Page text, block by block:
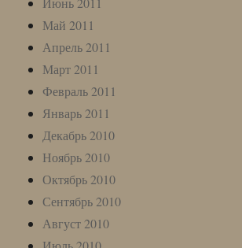
Май 2011
Апрель 2011
Март 2011
Февраль 2011
Январь 2011
Декабрь 2010
Ноябрь 2010
Октябрь 2010
Сентябрь 2010
Август 2010